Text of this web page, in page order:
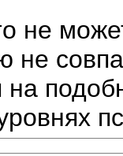
не
не
на